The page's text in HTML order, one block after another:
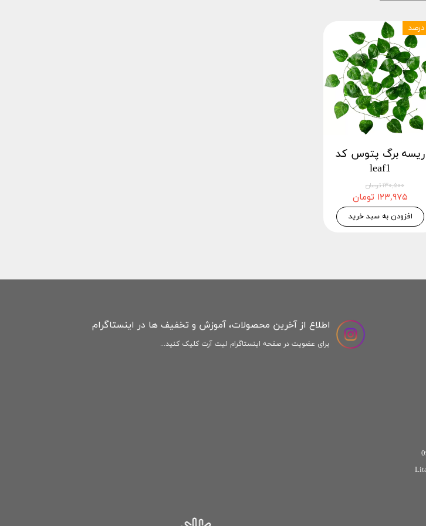
ریسه برگ پتوس کد
leaf1
۱۳۰,۵۰۰ تومان
۱۲۳,۹۷۵ تومان
افزودن به سبد خرید
اطلاع از آخرین محصولات، آموزش و تخفیف ها در اینستاگرام
برای عضویت در صفحه اینستاگرام لیت آرت کلیک کنید...